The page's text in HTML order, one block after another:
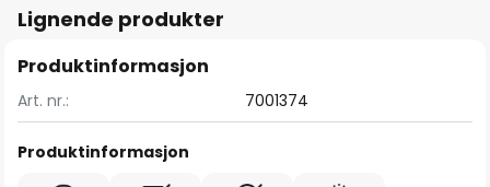
Lignende produkter
Produktinformasjon
Art. nr.: 7001374
Produktinformasjon